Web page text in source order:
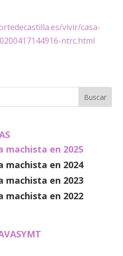
vivir/casa-
ntrc.html
machista en 2025
machista en 2024
machista en 2023
machista en 2022